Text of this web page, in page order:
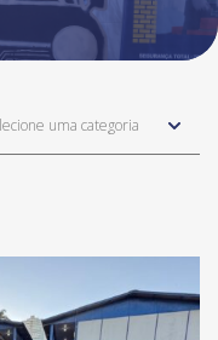
uma categoria